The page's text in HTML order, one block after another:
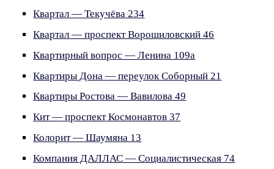
Квартал — Текучёва 234
Квартал — проспект Ворошиловский 46
Квартирный вопрос — Ленина 109а
Квартиры Дона — переулок Соборный 21
Квартиры Ростова — Вавилова 49
Кит — проспект Космонавтов 37
Колорит — Шаумяна 13
Компания ДАЛЛАС — Социалистическая 74